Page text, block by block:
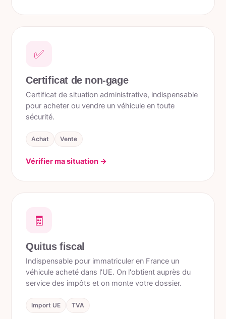
✅
Certificat de non-gage
Certificat de situation administrative, indispensable
pour acheter ou vendre un véhicule en toute
sécurité.
Achat Vente
Vérifier ma situation →
🧾
Quitus fiscal
Indispensable pour immatriculer en France un
véhicule acheté dans l'UE. On l'obtient auprès du
service des impôts et on monte votre dossier.
Import UE TVA